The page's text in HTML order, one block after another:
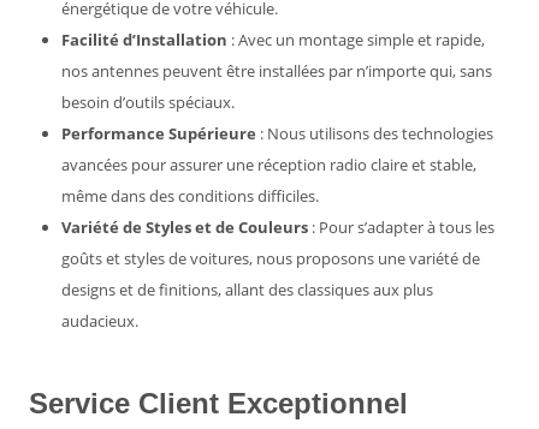
énergétique de votre véhicule.
Facilité d’Installation : Avec un montage simple et rapide,
nos antennes peuvent être installées par n’importe qui, sans
besoin d’outils spéciaux.
Performance Supérieure : Nous utilisons des technologies
avancées pour assurer une réception radio claire et stable,
même dans des conditions difficiles.
Variété de Styles et de Couleurs: Pour s’adapter à tous les
goûts et styles de voitures, nous proposons une variété de
designs et de finitions, allant des classiques aux plus
audacieux.
Service Client Exceptionnel